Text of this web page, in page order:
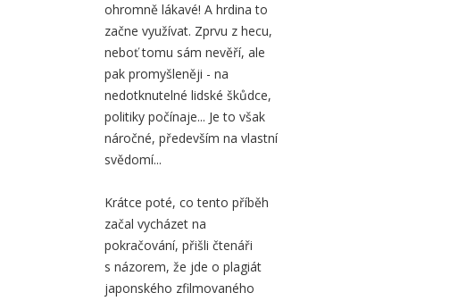
ohromně lákavé! A hrdina to
začne využívat. Zprvu z hecu,
neboť tomu sám nevěří, ale
pak promyšleněji - na
nedotknutelné lidské škůdce,
politiky počínaje... Je to však
náročné, především na vlastní
svědomí...
Krátce poté, co tento příběh
začal vycházet na
pokračování, přišli čtenáři
s názorem, že jde o plagiát
japonského zfilmovaného